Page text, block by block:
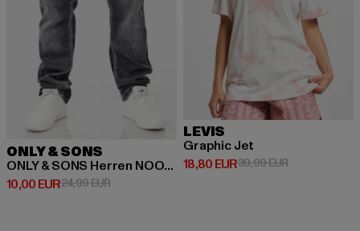
ONLY & SONS
ONLY & SONS Herren NOOS Jeans
10,00 EUR
Prix courant: 10,00 EUR
24,99 EURPrix en promotion: 24,99 EUR
LEVIS
Graphic Jet
18,80 EUR
Prix courant: 18,80 EUR
39,99 EURPrix en